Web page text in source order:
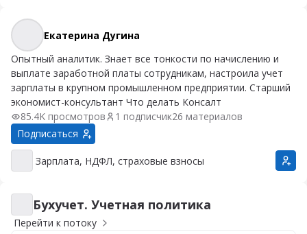
Екатерина Дугина
Екатерина Дугина
Опытный аналитик. Знает все тонкости по начислению и
выплате заработной платы сотрудникам, настроила учет
зарплаты в крупном промышленном предприятии. Старший
экономист-консультант Что делать Консалт
85.4K просмотров
1 подписчик26 материалов
Подписаться
Зарплата, НДФЛ, страховые взносы
Зарплата, НДФЛ, страховые взносы
Бухучет. Учетная политика
Бухучет. Учетная политика
Перейти к потоку